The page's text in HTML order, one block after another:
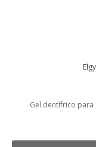
Gel dentífrico para